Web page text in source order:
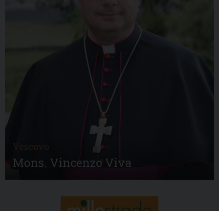
Vescovo
Mons. Vincenzo Viva